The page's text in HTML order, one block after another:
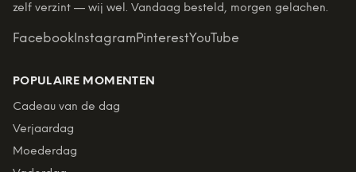
zelf verzint — wij wel. Vandaag besteld, morgen gelachen.
Facebook InstagramPinterestYouTube
POPULAIRE MOMENTEN
Cadeau van de dag
Verjaardag
Moederdag